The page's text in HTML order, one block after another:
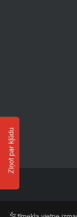
Ziņot par kļūdu